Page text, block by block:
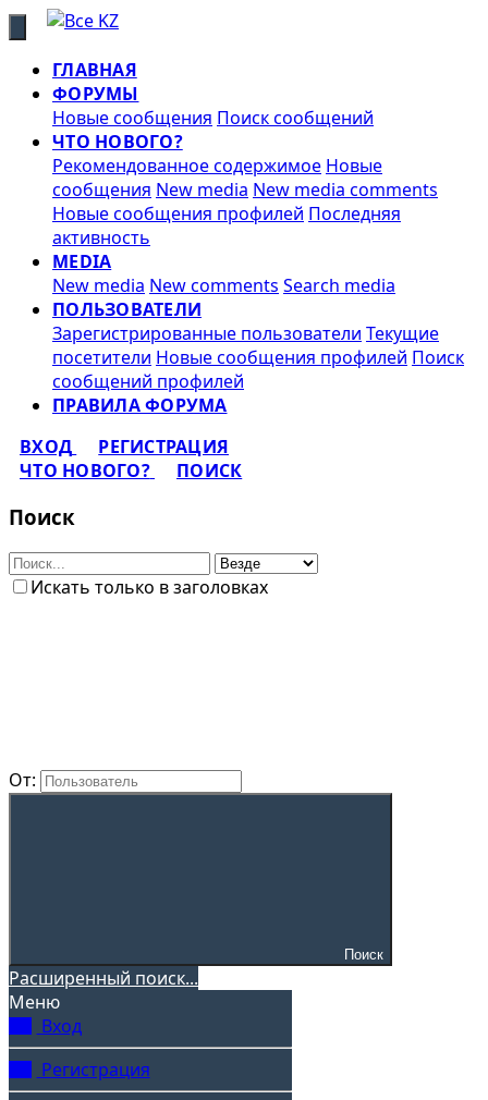
ГЛАВНАЯ
ФОРУМЫ
Новые сообщения Поиск сообщений
ЧТО НОВОГО?
Рекомендованное содержимое Новые
сообщения New media New media comments
Новые сообщения профилей Последняя
активность
MEDIA
New media New comments Search media
ПОЛЬЗОВАТЕЛИ
Зарегистрированные пользователи Текущие
посетители Новые сообщения профилей Поиск
сообщений профилей
ПРАВИЛА ФОРУМА
ВХОД
РЕГИСТРАЦИЯ
ЧТО НОВОГО?
ПОИСК
Поиск
Искать только в заголовках
От:
Поиск
Расширенный поиск...
Меню
Вход
Регистрация